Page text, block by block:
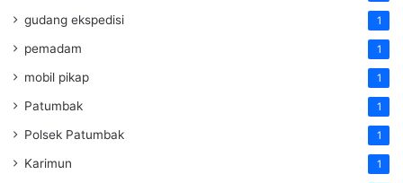
gudang ekspedisi 1
pemadam 1
mobil pikap 1
Patumbak 1
Polsek Patumbak 1
Karimun 1